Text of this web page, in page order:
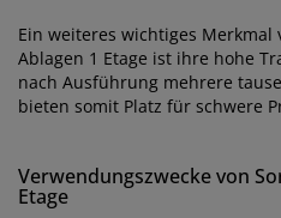
Ein weiteres wichtiges
Ablagen 1 Etage ist ihre hohe
nach Ausführung mehrere
bieten somit Platz für schwere
Verwendungszwecke von
Etage